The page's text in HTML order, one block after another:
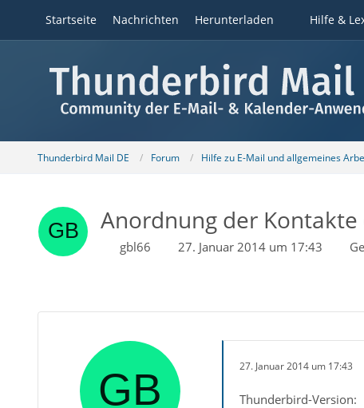
Startseite Nachrichten Herunterladen Hilfe &
Thunderbird Mail DE Forum Hilfe zu E-Mail und allgemeines
Anordnung der Kontakte
gbl66 27. Januar 2014 um 17:43
27. Januar 2014 um 17:43
Thunderbird-Version: